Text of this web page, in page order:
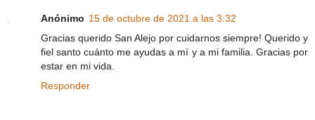
Anónimo 15 de octubre de 2021 a las 3:32
Gracias querido San Alejo por cuidarnos siempre! Querido y
fiel santo cuánto me ayudas a mí y a mi familia. Gracias por
estar en mi vida.
Responder